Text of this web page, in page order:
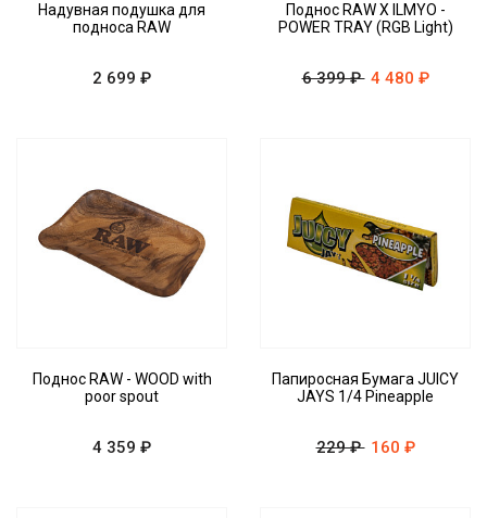
Надувная подушка для
подноса RAW
2 699 ₽
Поднос RAW X ILMYO -
POWER TRAY (RGB Light)
6 399 ₽ 4 480 ₽
Поднос RAW - WOOD with
poor spout
4 359 ₽
Папиросная Бумага JUICY
JAYS 1/4 Pineapple
229 ₽ 160 ₽